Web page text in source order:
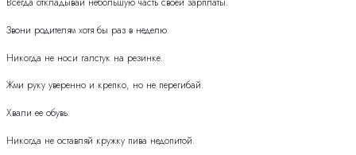
Звони родителям хотя бы раз в неделю.
Никогда не носи галстук на резинке.
Жми руку уверенно и крепко, но не перегибай.
Хвали ее обувь.
Никогда не оставляй кружку пива недопитой.